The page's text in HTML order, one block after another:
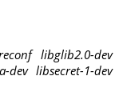
libglib2.0-dev
libsecret-1-dev